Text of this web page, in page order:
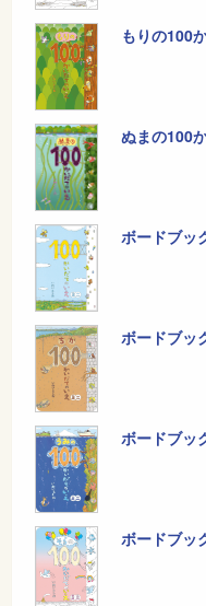
もりの100
ぬまの100
ボードブッ
ボードブッ
ボードブッ
ボードブッ